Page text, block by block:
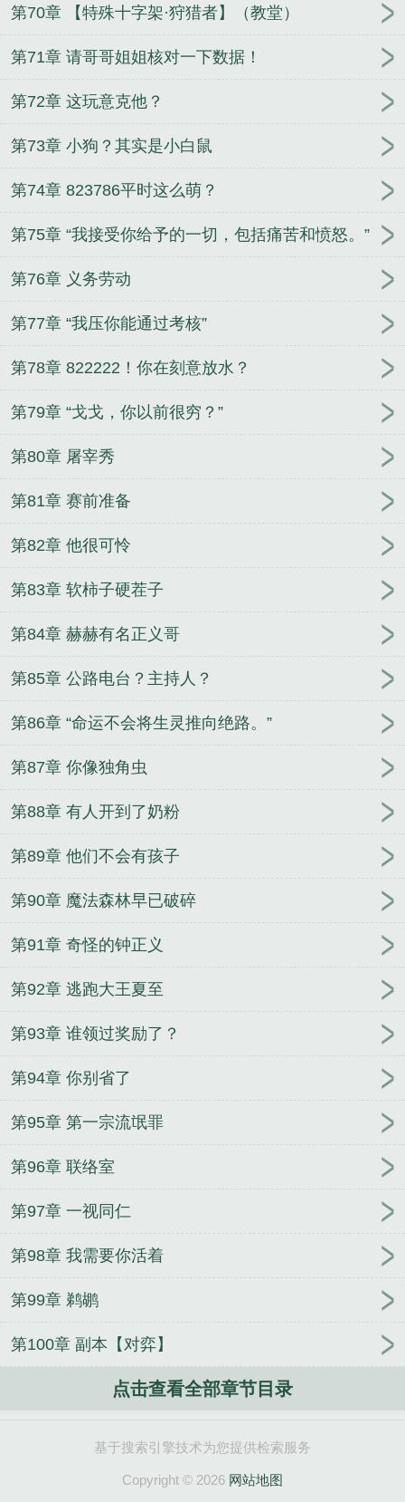
第70章 【特殊十字架·狩猎者】（教堂）
第71章 请哥哥姐姐核对一下数据！
第72章 这玩意克他？
第73章 小狗？其实是小白鼠
第74章 823786平时这么萌？
第75章 “我接受你给予的一切，包括痛苦和愤怒。”
第76章 义务劳动
第77章 “我压你能通过考核”
第78章 822222！你在刻意放水？
第79章 “戈戈，你以前很穷？”
第80章 屠宰秀
第81章 赛前准备
第82章 他很可怜
第83章 软柿子硬茬子
第84章 赫赫有名正义哥
第85章 公路电台？主持人？
第86章 “命运不会将生灵推向绝路。”
第87章 你像独角虫
第88章 有人开到了奶粉
第89章 他们不会有孩子
第90章 魔法森林早已破碎
第91章 奇怪的钟正义
第92章 逃跑大王夏至
第93章 谁领过奖励了？
第94章 你别省了
第95章 第一宗流氓罪
第96章 联络室
第97章 一视同仁
第98章 我需要你活着
第99章 鹈鹕
第100章 副本【对弈】
点击查看全部章节目录
基于搜索引擎技术为您提供检索服务
Copyright © 2026 网站地图